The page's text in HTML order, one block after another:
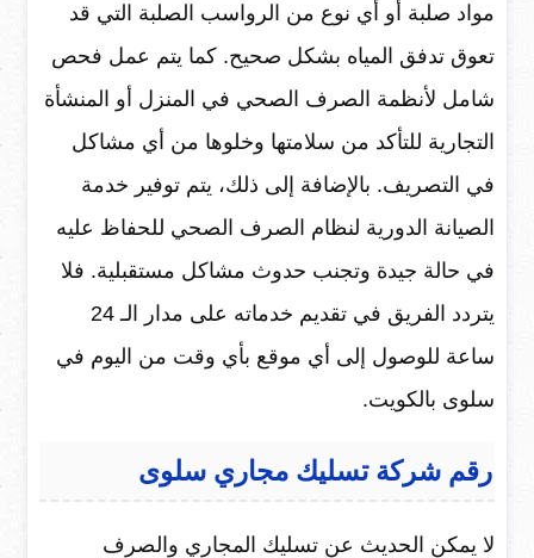
مواد صلبة أو أي نوع من الرواسب الصلبة التي قد
تعوق تدفق المياه بشكل صحيح. كما يتم عمل فحص
شامل لأنظمة الصرف الصحي في المنزل أو المنشأة
التجارية للتأكد من سلامتها وخلوها من أي مشاكل
في التصريف. بالإضافة إلى ذلك، يتم توفير خدمة
الصيانة الدورية لنظام الصرف الصحي للحفاظ عليه
في حالة جيدة وتجنب حدوث مشاكل مستقبلية. فلا
يتردد الفريق في تقديم خدماته على مدار الـ 24
ساعة للوصول إلى أي موقع بأي وقت من اليوم في
سلوى بالكويت.
رقم شركة تسليك مجاري سلوى
لا يمكن الحديث عن تسليك المجاري والصرف